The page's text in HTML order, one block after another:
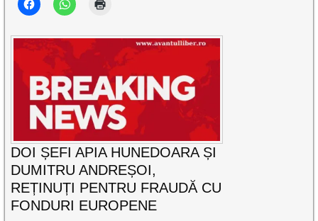
DOI ȘEFI APIA HUNEDOARA ȘI
DUMITRU ANDREȘOI,
REȚINUȚI PENTRU FRAUDĂ CU
FONDURI EUROPENE